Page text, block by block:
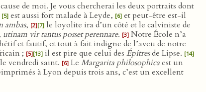
de moi. Je vous chercherai les deux portraits dont
[5] est aussi fort malade à Leyde, [6] et peut-être est-il
ambas, [2][7] le loyolite ira d’un côté et le calviniste de
utinam vir tantus posset perennare. [3] Notre École n’a
et fautif, et tout à fait indigne de l’aveu de notre
; [5][13] il est pire que celui des Épîtresde Lipse. [14]
vendredi saint. [6] Le Margarita philosophicaest un
à Lyon depuis trois ans, c’est un excellent